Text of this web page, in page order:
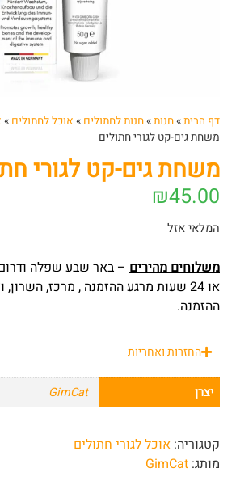
דף הבית»חנות»חנות לחתולים » אוכל לחתולים »
משחת גים-קט לגורי חתולים
משחת גים-קט לגורי
₪45.00
המלאי אזל
משלוחים מהירים – באר שבע שפלה
ההזמנה.
החזרות ואחריות
יצרן GimCat
קטגוריה: אוכל לגורי חתולים
מותג: GimCat